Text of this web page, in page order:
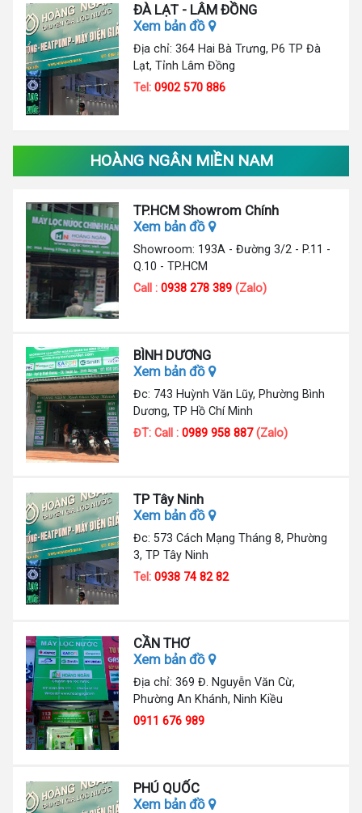
ĐÀ LẠT - LÂM ĐỒNG
Xem bản đồ
Địa chỉ: 364 Hai Bà Trưng, P6 TP Đà
Lạt, Tỉnh Lâm Đồng
Tel:0902 570 886
HOÀNG NGÂN MIỀN NAM
TP.HCM Showrom Chính
Xem bản đồ
Showroom: 193A - Đường 3/2 - P.11 -
Q.10 - TP.HCM
Call :0938 278 389(Zalo)
BÌNH DƯƠNG
Xem bản đồ
Đc: 743 Huỳnh Văn Lũy, Phường Bình
Dương, TP Hồ Chí Minh
ĐT: Call :0989 958 887(Zalo)
TP Tây Ninh
Xem bản đồ
Đc: 573 Cách Mạng Tháng 8, Phường
3, TP Tây Ninh
Tel:0938 74 82 82
CẦN THƠ
Xem bản đồ
Địa chỉ: 369 Đ. Nguyễn Văn Cừ,
Phường An Khánh, Ninh Kiều
0911 676 989
PHÚ QUỐC
Xem bản đồ